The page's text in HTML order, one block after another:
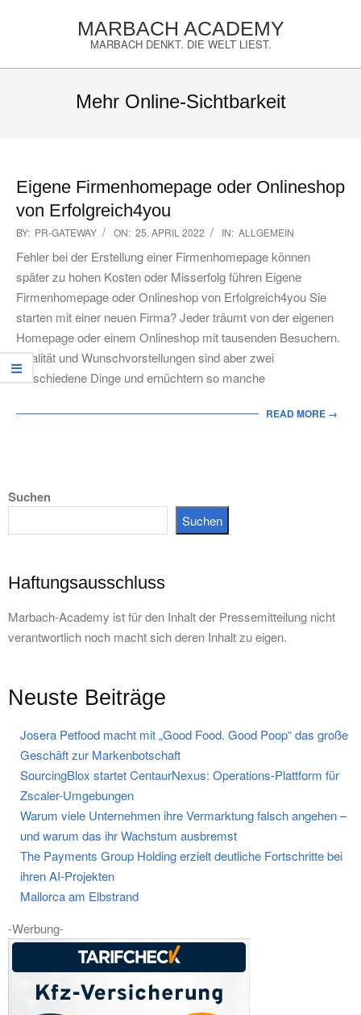
MARBACH ACADEMY
MARBACH DENKT. DIE WELT LIEST.
Mehr Online-Sichtbarkeit
Eigene Firmenhomepage oder Onlineshop
von Erfolgreich4you
2022-
04-
25
BY: PR-GATEWAY ON: 25. APRIL 2022 IN: ALLGEMEIN
Fehler bei der Erstellung einer Firmenhomepage können
später zu hohen Kosten oder Misserfolg führen Eigene
Firmenhomepage oder Onlineshop von Erfolgreich4you Sie
starten mit einer neuen Firma? Jeder träumt von der eigenen
Homepage oder einem Onlineshop mit tausenden Besuchern.
Realität und Wunschvorstellungen sind aber zwei
verschiedene Dinge und ernüchtern so manche
READ MORE →
Suchen
Suchen
Haftungsausschluss
Marbach-Academy ist für den Inhalt der Pressemitteilung nicht
verantwortlich noch macht sich deren Inhalt zu eigen.
Neuste Beiträge
Josera Petfood macht mit „Good Food. Good Poop“ das große
Geschäft zur Markenbotschaft
SourcingBlox startet CentaurNexus: Operations-Plattform für
Zscaler-Umgebungen
Warum viele Unternehmen ihre Vermarktung falsch angehen –
und warum das ihr Wachstum ausbremst
The Payments Group Holding erzielt deutliche Fortschritte bei
ihren AI-Projekten
Mallorca am Elbstrand
-Werbung-